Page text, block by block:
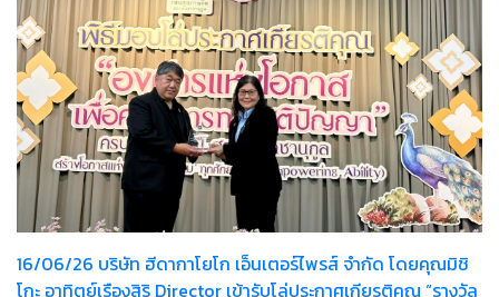
16/06/26 บริษัท ฮีดากาโยโก เอ็นเตอร์ไพรส์ จำกัด โดยคุณมิชิ
โกะ อาทิตย์เรืองสิริ Director เข้ารับโล่ประกาศเกียรติคุณ “รางวัล